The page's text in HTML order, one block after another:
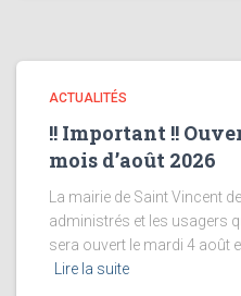
ACTUALITÉS
!! Important !!
mois d’août 2026
La mairie de Saint Vincent
administrés et les usagers
sera ouvert le mardi 4 août
Lire la suite